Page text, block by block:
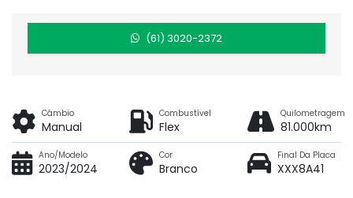
(61) 3020-2372
Câmbio
Manual
Combustível
Flex
Quilometragem
81.000km
Ano/Modelo
2023/2024
Cor
Branco
Final Da Placa
XXX8A41